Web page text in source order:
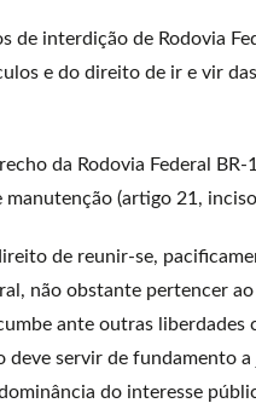
de interdição de Rodovia
e do direito de ir e vir
da Rodovia Federal
(artigo 21,
de reunir-se,
não obstante pertencer
ante outras
deve servir de fundamento
do interesse